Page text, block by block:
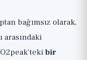
bağımsız olarak,
bir